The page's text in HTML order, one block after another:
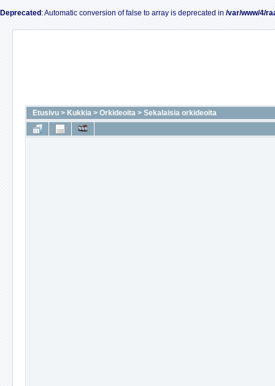
Deprecated : Automatic conversion of false to array is deprecated in /var/www/4/
Etusivu > Kukkia > Orkideoita > Sekalaisia orkideoita